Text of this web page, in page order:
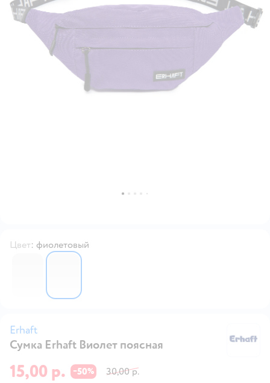
Цвет: фиолетовый
64003246400323
Erhaft
Сумка Erhaft Виолет поясная
15,00 р. −50%
30,00 р.